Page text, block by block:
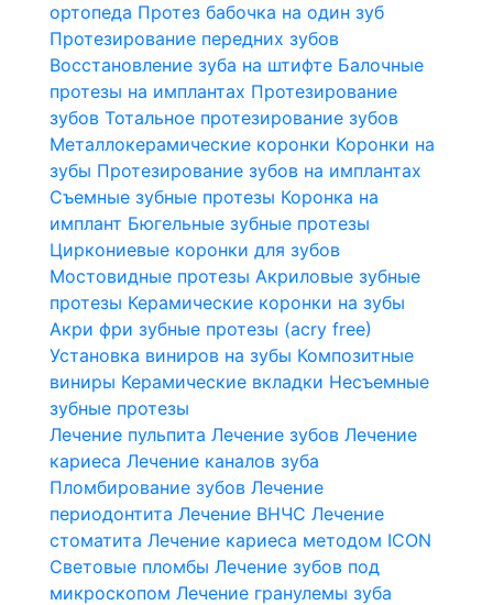
ортопеда Протез бабочка на один зуб
Протезирование передних зубов
Восстановление зуба на штифте Балочные
протезы на имплантах Протезирование
зубов Тотальное протезирование зубов
Металлокерамические коронки Коронки на
зубы Протезирование зубов на имплантах
Съемные зубные протезы Коронка на
имплант Бюгельные зубные протезы
Циркониевые коронки для зубов
Мостовидные протезы Акриловые зубные
протезы Керамические коронки на зубы
Акри фри зубные протезы (acry free)
Установка виниров на зубы Композитные
виниры Керамические вкладки Несъемные
зубные протезы
Лечение пульпита Лечение зубов Лечение
кариеса Лечение каналов зуба
Пломбирование зубов Лечение
периодонтита Лечение ВНЧС Лечение
стоматита Лечение кариеса методом ICON
Световые пломбы Лечение зубов под
микроскопом Лечение гранулемы зуба